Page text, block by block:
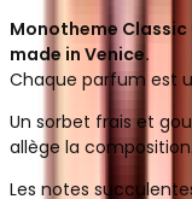
Monotheme
made in Venice.
Chaque parfum est
Un sorbet frais et
allège la composition.
Les notes